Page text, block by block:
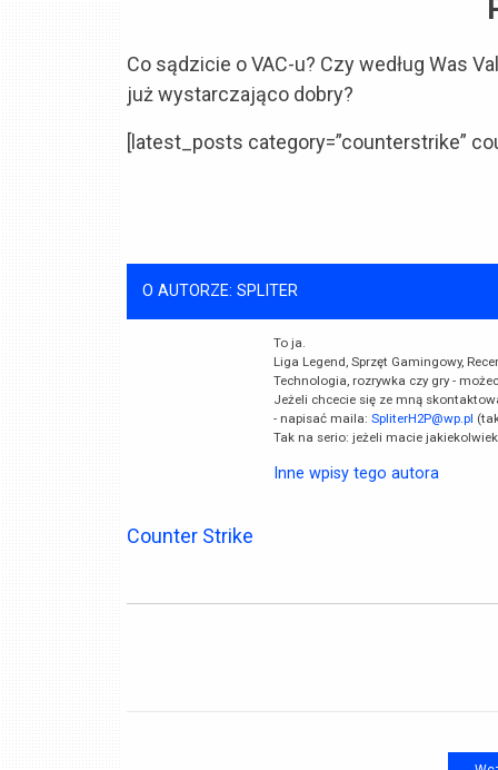
Co sądzicie o VAC-u? Czy według Was
już wystarczająco dobry?
[latest_posts category=”counterstrike”
O AUTORZE: SPLITER
To ja.
Liga Legend, Sprzęt Gamingowy,
Technologia, rozrywka czy gry -
Jeżeli chcecie się ze mną
- napisać maila: SpliterH2P@wp.pl
Tak na serio: jeżeli macie
Inne wpisy tego autora
Counter Strike